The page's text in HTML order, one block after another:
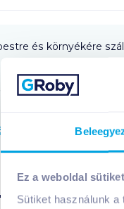
Ez a weboldal
Sütiket használunk
és környékére
egész területére